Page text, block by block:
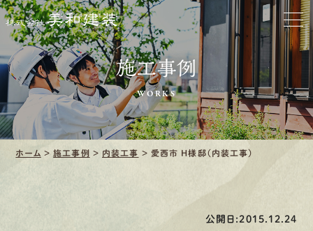
ホーム
お家をきれいに
会社をきれいに
クリーニング
施工事例
施工事例
WORKS
ホーム >施工事例 > 内装工事 > 愛西市 H様邸（内装工事）
公開日:2015.12.24